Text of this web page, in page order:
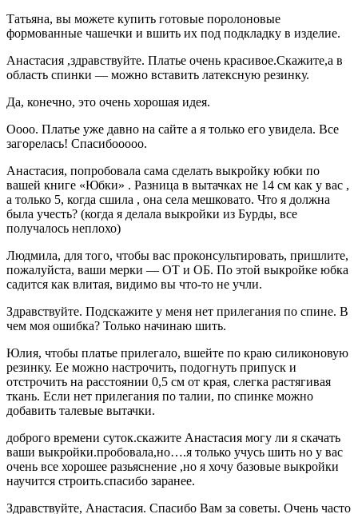
Татьяна, вы можете купить готовые поролоновые
формованные чашечки и вшить их под подкладку в изделие.
Анастасия ,здравствуйте. Платье очень красивое.Скажите,а в
область спинки — можно вставить латексную резинку.
Да, конечно, это очень хорошая идея.
Оооо. Платье уже давно на сайте а я только его увидела. Все
загорелась! Спасибооооо.
Анастасия, попробовала сама сделать выкройку юбки по
вашей книге «Юбки» . Разница в вытачках не 14 см как у вас ,
а только 5, когда сшила , она села мешковато. Что я должна
была учесть? (когда я делала выкройки из Бурды, все
получалось неплохо)
Людмила, для того, чтобы вас проконсультировать, пришлите,
пожалуйста, ваши мерки — ОТ и ОБ. По этой выкройке юбка
садится как влитая, видимо вы что-то не учли.
Здравствуйте. Подскажите у меня нет прилегания по спине. В
чем моя ошибка? Только начинаю шить.
Юлия, чтобы платье прилегало, вшейте по краю силиконовую
резинку. Ее можно настрочить, подогнуть припуск и
отстрочить на расстоянии 0,5 см от края, слегка растягивая
ткань. Если нет прилегания по талии, по спинке можно
добавить талевые вытачки.
доброго времени суток.скажите Анастасия могу ли я скачать
ваши выкройки.пробовала,но….я только учусь шить но у вас
очень все хорошее разьяснение ,но я хочу базовые выкройки
научится строить.спасибо заранее.
Здравствуйте, Анастасия. Спасибо Вам за советы. Очень часто